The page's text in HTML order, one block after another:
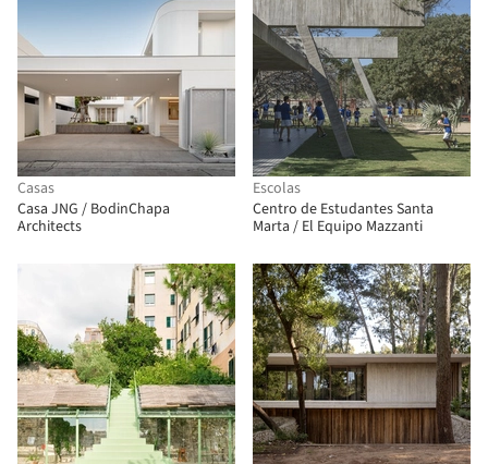
Casas
Casa JNG / BodinChapa
Architects
Escolas
Centro de Estudantes Santa
Marta / El Equipo Mazzanti